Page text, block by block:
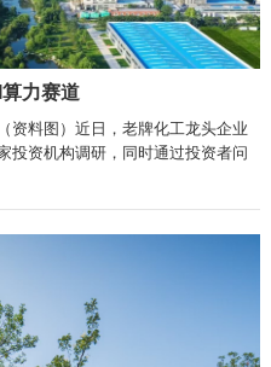
力赛道
资料图）近日，老牌化工龙头企业
投资机构调研，同时通过投资者问